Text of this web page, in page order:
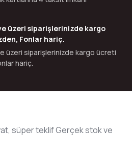
üzeri siparişlerinizde kargo
Fonlar hariç.
üzeri siparişlerinizde kargo ücreti
hariç.
süper teklif Gerçek stok ve